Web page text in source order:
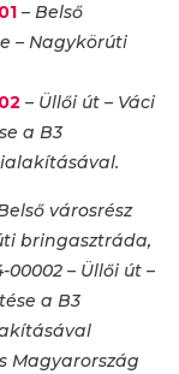
– Belső
– Nagykörúti
– Üllői út – Váci
a B3
Belső városrész
bringasztráda,
00002 – Üllői út –
a B3
Magyarország